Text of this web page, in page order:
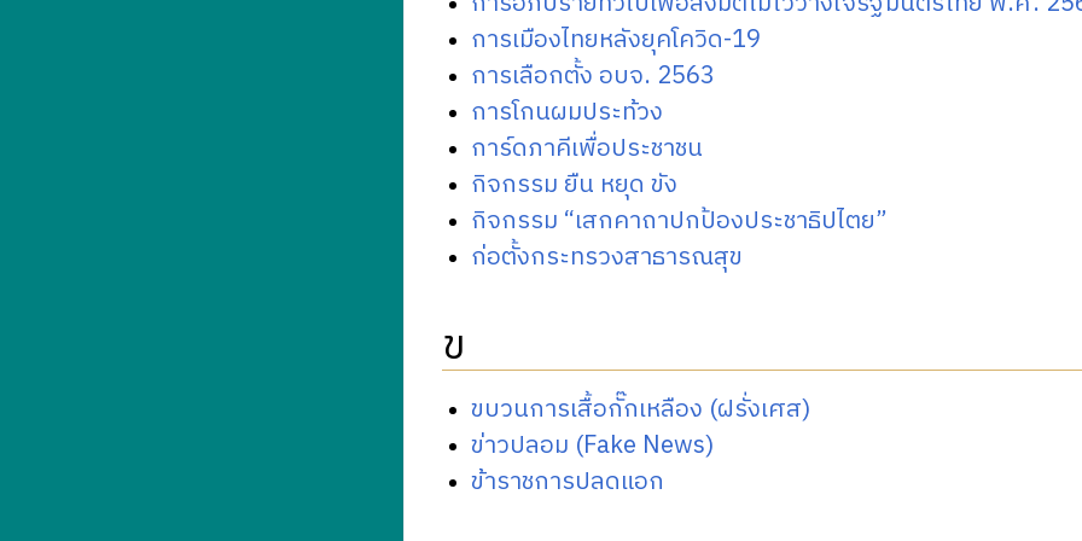
การเมืองไทยหลังยุคโควิด-19
การเลือกตั้ง อบจ. 2563
การโกนผมประท้วง
การ์ดภาคีเพื่อประชาชน
กิจกรรม ยืน หยุด ขัง
กิจกรรม “เสกคาถาปกป้องประชาธิปไตย”
ก่อตั้งกระทรวงสาธารณสุข
ข
ขบวนการเสื้อกั๊กเหลือง (ฝรั่งเศส)
ข่าวปลอม (Fake News)
ข้าราชการปลดแอก